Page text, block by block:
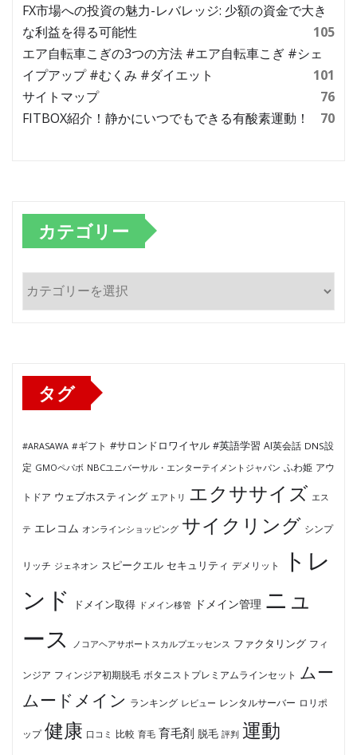
FX市場への投資の魅力-レバレッジ: 少額の資金で大き
な利益を得る可能性
105
エア自転車こぎの3つの方法 #エア自転車こぎ #シェ
イプアップ #むくみ #ダイエット
101
サイトマップ
76
FITBOX紹介！静かにいつでもできる有酸素運動！
70
カテゴリー
カ
テ
タグ
#ARASAWA #ギフト #サロンドロワイヤル #英語学習 AI英会話 DNS設
定 GMOペパボ NBCユニバーサル・エンターテイメントジャパン ふわ姫 アウ
トドア ウェブホスティング エアトリ エクササイズ エス
テ エレコム オンラインショッピング サイクリング シンプ
リッチ ジェネオン スピークエル セキュリティ デメリット
トレ
ンド
ドメイン取得 ドメイン移管 ドメイン管理 ニュ
ース
ノコアヘアサポートスカルプエッセンス ファクタリング フィ
ンジア フィンジア初期脱毛 ボタニストプレミアムラインセット
ムー
ムードメイン ランキング レビュー レンタルサーバー ロリポ
ップ 健康 口コミ 比較 育毛 育毛剤 脱毛 評判 運動